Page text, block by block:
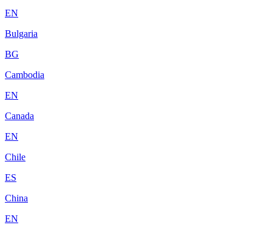
EN
Bulgaria
BG
Cambodia
EN
Canada
EN
Chile
ES
China
EN